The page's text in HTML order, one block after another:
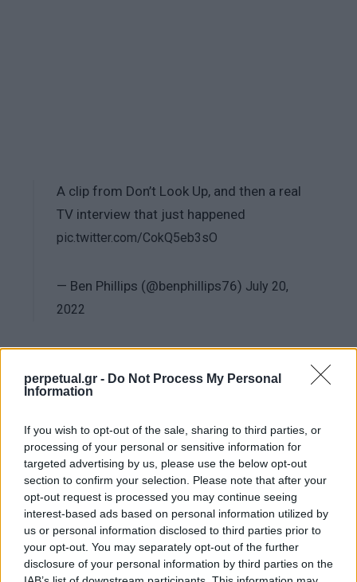
perpetual.gr - Do Not Process My Personal
Information
If you wish to opt-out of the sale, sharing to third parties, or
processing of your personal or sensitive information for
targeted advertising by us, please use the below opt-out
section to confirm your selection. Please note that after your
opt-out request is processed you may continue seeing
interest-based ads based on personal information utilized by
us or personal information disclosed to third parties prior to
your opt-out. You may separately opt-out of the further
disclosure of your personal information by third parties on the
A clip from Don’t Look Up, and then a real
TV interview that just happened
pic.twitter.com/CokQ5eb3sO
— Ben Phillips (@benphillips76) July 20,
2022
πριν από λίγες ημέρες σε εκπομπή του
συνέντευξης του μετεωρολόγου Τζον Χάμοντ. Ο
Χάμοντ, ο οποίος ήταν καλεσμένος στην εκπομπή
λόγω του καύσωνα που βιώνει αυτή τη στιγμή το
Ηνωμένο Βασίλειο, μίλησε για την υπερθέρμανση
του πλανήτη, και προειδοποίησε τους
παρουσιαστές και τους τηλεθεατές ότι ο
καύσωνας πιθανότατα θα οδηγήσει σε πολλούς